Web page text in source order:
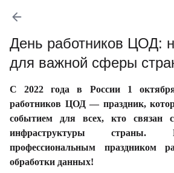
День работников ЦОД:
для важной сферы
С 2022 года в России 1
работников ЦОД — праздник,
событием для всех, кто связан
инфраструктуры страны.
профессиональным праздником
обработки данных!